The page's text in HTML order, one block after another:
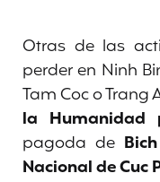
Otras de las
perder en Ninh
Tam Coc o Trang
la Humanidad
pagoda de
Nacional de Cuc